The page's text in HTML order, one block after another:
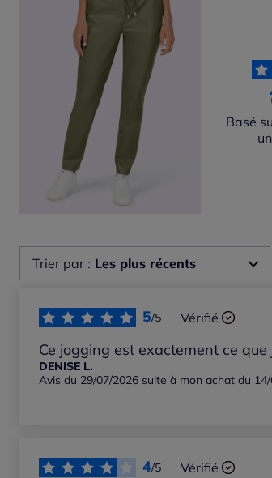
Basé
Trier par : Les plus récents
Les plus anciens
5/5 Vérifié
Ce jogging est exactement ce
DENISE L.
Avis du 29/07/2026 suite à mon achat du
4/5 Vérifié